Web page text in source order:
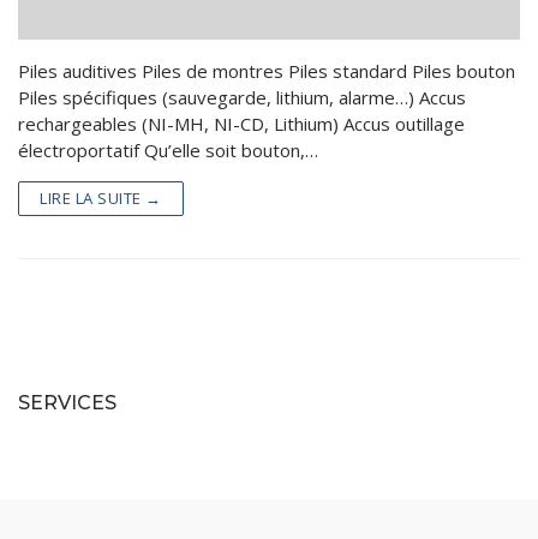
Batteries Loisirs
Reconditionnement batteries vélo électrique
Valise Lithium LiFePo4
Batteries lithium sur mesure
Kits Panneaux Solaires
Accessoires
Services
Catalogue
Piles auditives Piles de montres Piles standard Piles bouton
Piles spécifiques (sauvegarde, lithium, alarme…) Accus
rechargeables (NI-MH, NI-CD, Lithium) Accus outillage
électroportatif Qu’elle soit bouton,…
LIRE LA SUITE →
SERVICES